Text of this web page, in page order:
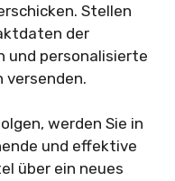
Stellen
der
und personalisierte
versenden.
werden Sie in
und effektive
über ein neues